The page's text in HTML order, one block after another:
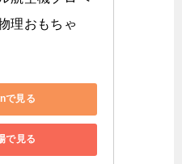
理おもちゃ
で見る
で見る